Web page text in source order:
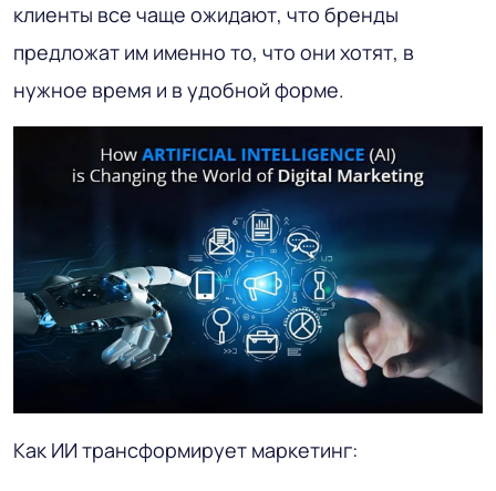
клиенты все чаще ожидают, что бренды
предложат им именно то, что они хотят, в
нужное время и в удобной форме.
Как ИИ трансформирует маркетинг: